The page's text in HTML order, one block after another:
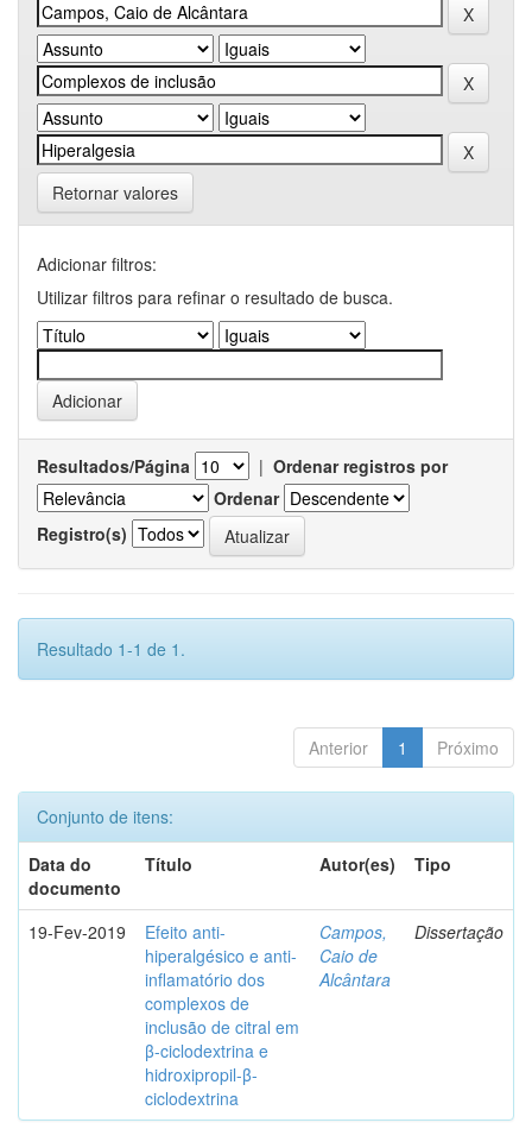
Retornar valores
Adicionar filtros:
Utilizar filtros para refinar o resultado de busca.
Resultados/Página | Ordenar registros por
Ordenar
Registro(s)
Resultado 1-1 de 1.
Anterior 1 Próximo
Conjunto de itens:
Data do
documento
Título Autor(es) Tipo
19-Fev-2019
Efeito anti-
hiperalgésico e anti-
inflamatório dos
complexos de
inclusão de citral em
β-ciclodextrina e
hidroxipropil-β-
ciclodextrina
Campos,
Caio de
Alcântara
Dissertação